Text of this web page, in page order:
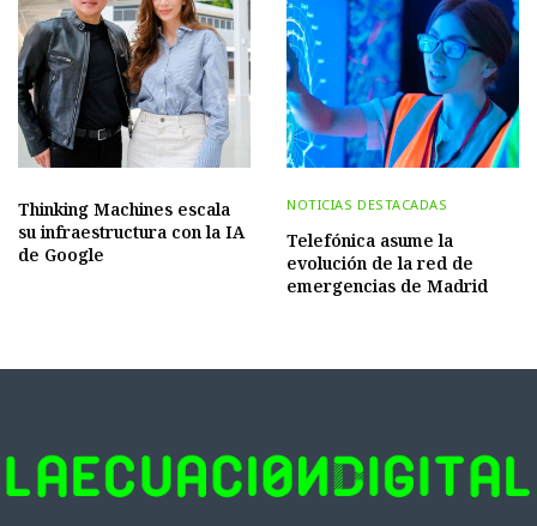
Thinking Machines escala
su infraestructura con la IA
de Google
NOTICIAS DESTACADAS
Telefónica asume la
evolución de la red de
emergencias de Madrid